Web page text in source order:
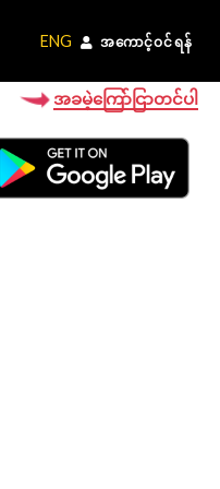
ENG အကောင့်ဝင်ရန်
ENG အကောင့်ဝင်ရန်
အခမဲ့ကြော်ငြာတင်ပါ